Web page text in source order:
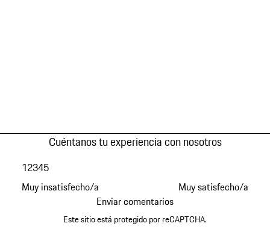
Cuéntanos tu experiencia con nosotros
Muy insatisfecho/a
12345
Muy satisfecho/a
Enviar comentarios
Este sitio está protegido por reCAPTCHA.